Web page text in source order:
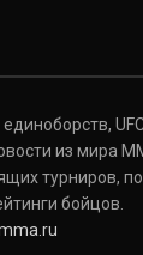
из мира
турниров,
бойцов.